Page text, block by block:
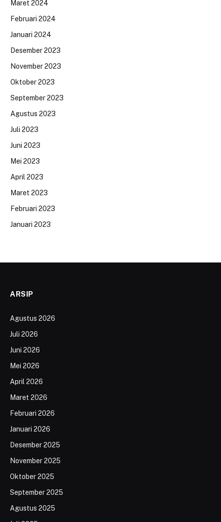
Maret 2024
Februari 2024
Januari 2024
Desember 2023
November 2023
Oktober 2023
September 2023
Agustus 2023
Juli 2023
Juni 2023
Mei 2023
April 2023
Maret 2023
Februari 2023
Januari 2023
ARSIP
Agustus 2026
Juli 2026
Juni 2026
Mei 2026
April 2026
Maret 2026
Februari 2026
Januari 2026
Desember 2025
November 2025
Oktober 2025
September 2025
Agustus 2025